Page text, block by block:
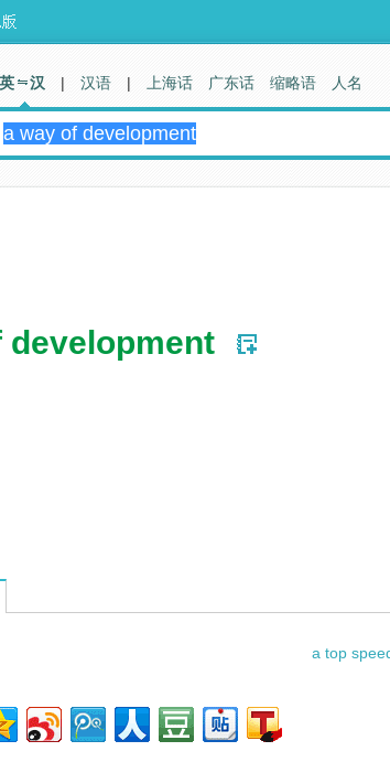
development
的相关资料：
a top
英 汉 | 汉语 | 上海话 广东话 缩略语 人名